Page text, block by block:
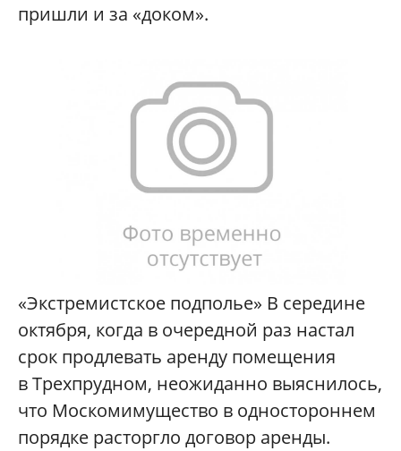
пришли и за «доком».
«Экстремистское подполье» В середине
октября, когда в очередной раз настал
срок продлевать аренду помещения
в Трехпрудном, неожиданно выяснилось,
что Москомимущество в одностороннем
порядке расторгло договор аренды.